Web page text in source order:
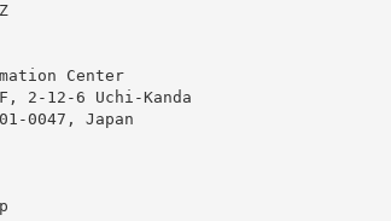
Center
2-12-6 Uchi-Kanda
0047, Japan